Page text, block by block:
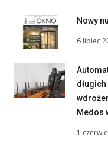
Nowy
6 lipiec
Medos
1